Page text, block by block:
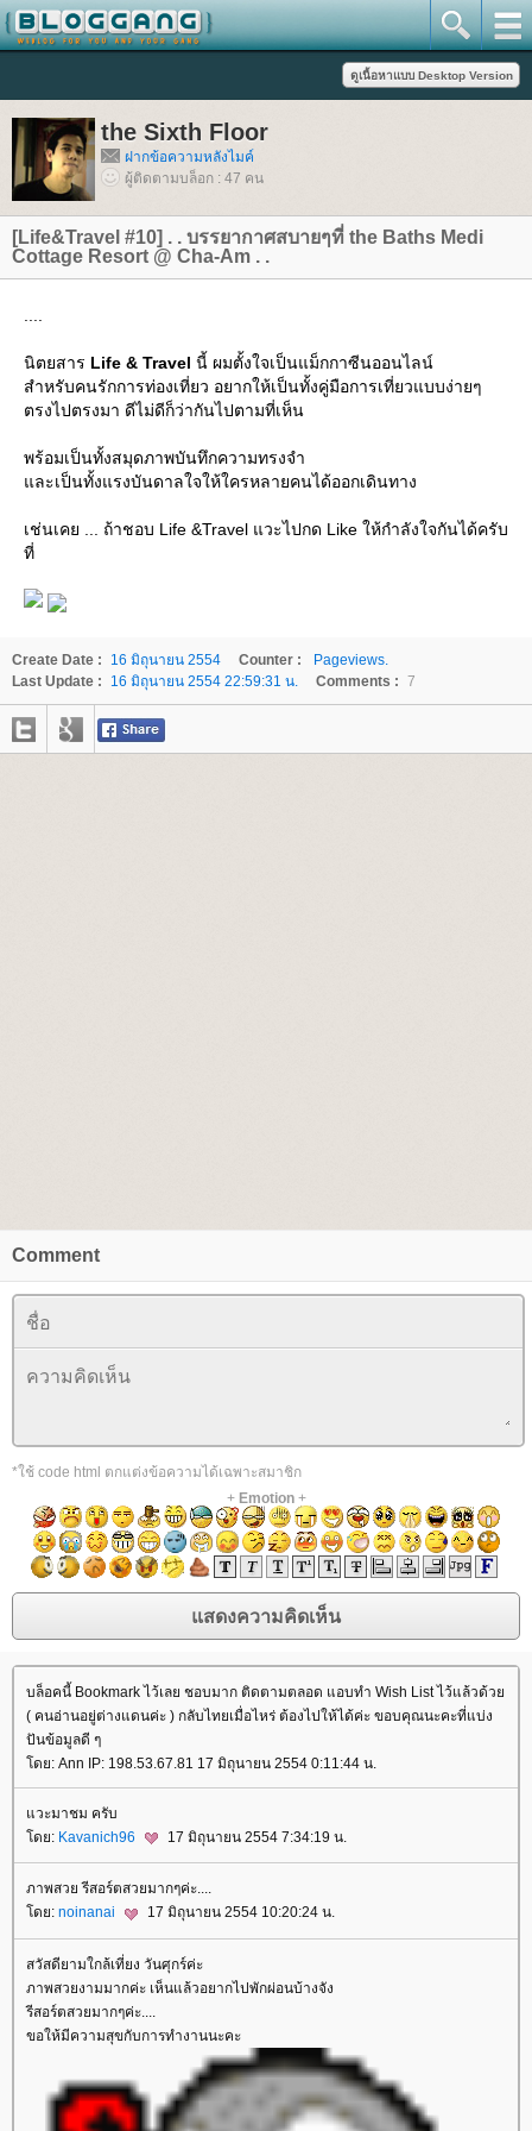
the Sixth Floor
ฝากข้อความหลังไมค์
ผู้ติดตามบล็อก : 47 คน
[Life&Travel #10] . . บรรยากาศสบายๆที่ the Baths Medi
Cottage Resort @ Cha-Am . .
นิตยสาร Life & Travel นี้ ผมตั้งใจเป็นแม็กกาซีนออนไลน์
สำหรับคนรักการท่องเที่ยว อยากให้เป็นทั้งคู่มือการเที่ยวแบบง่ายๆ
ตรงไปตรงมา ดีไม่ดีก็ว่ากันไปตามที่เห็น
พร้อมเป็นทั้งสมุดภาพบันทึกความทรงจำ
ละเป็นทั้งแรงบันดาลใจให้ใครหลายคนได้ออกเดินทาง
เช่นเคย ... ถ้าชอบ Life &Travel แวะไปกด Like ให้กำลังใจกันได้ครับ
ที่
Create Date :
16 มิถุนายน 2554
Last Update :
16 มิถุนายน 2554 22:59:31 น.
Counter :
Pageviews.
Comments : 7
Comment
*ใช้ code html ตกแต่งข้อความได้เฉพาะสมาชิก
+ Emotion+
บล็อคนี้ Bookmark ไว้เลย ชอบมาก ติดตามตลอด แอบทำ Wish List ไว้แล้วด้ว
( คนอ่านอยู่ต่างแดนค่ะ ) กลับไทยเมื่อไหร่ ต้องไปให้ได้ค่ะ ขอบคุณนะคะที่แบ่ง
ปันข้อมูลดี ๆ
ดย: Ann IP: 198.53.67.81 17 มิถุนายน 2554 0:11:44 น.
วะมาชม ครับ
ดย: Kavanich96 17 มิถุนายน 2554 7:34:19 น.
ภาพสวย รีสอร์ตสวยมากๆค่ะ....
ดย: noinanai 17 มิถุนายน 2554 10:20:24 น.
สวัสดียามใกล้เที่ยง วันศุกร์ค่ะ
ภาพสวยงามมากค่ะ เห็นแล้วอยากไปพักผ่อนบ้างจัง
รีสอร์ตสวยมากๆค่ะ....
ขอให้มีความสุขกับการทำงานนะคะ